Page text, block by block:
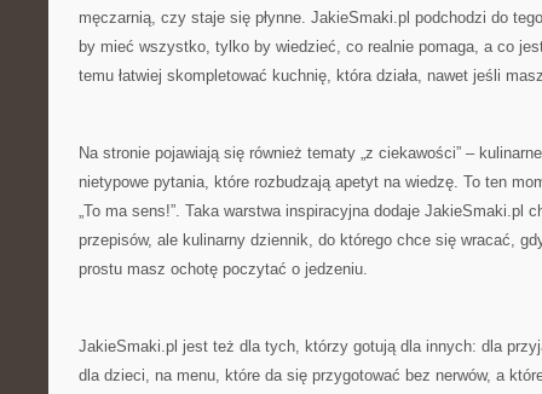
męczarnią, czy staje się płynne. JakieSmaki.pl podchodzi do
by mieć wszystko, tylko by wiedzieć, co realnie pomaga, a co
temu łatwiej skompletować kuchnię, która działa, nawet jeśli
Na stronie pojawiają się również tematy „z ciekawości” –
nietypowe pytania, które rozbudzają apetyt na wiedzę. To ten
„To ma sens!”. Taka warstwa inspiracyjna dodaje JakieSmaki.pl
przepisów, ale kulinarny dziennik, do którego chce się wracać,
prostu masz ochotę poczytać o jedzeniu.
JakieSmaki.pl jest też dla tych, którzy gotują dla innych: dla
dla dzieci, na menu, które da się przygotować bez nerwów, a